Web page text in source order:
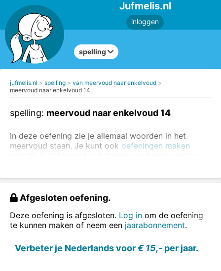
Jufmelis.nl
inloggen
spelling
jufmelis.nl spelling
van meervoud naar enkelvoud
meervoud naar enkelvoud 14
spelling: meervoud naar enkelvoud 14
In deze oefening zie je allemaal woorden in het
meervoud staan. Je kunt ook oefeningen maken
Zet het woord in het enkelvoud en zet daar het
goede lidwoord voor
(kies uit of ).
Afgesloten oefening.
Deze oefening is afgesloten. Log in om de oefening
te kunnen maken of neem een jaarabonnement.
Verbeter je Nederlands voor€ 15,- per jaar.